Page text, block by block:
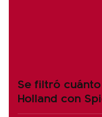
Se filtró
Holland con